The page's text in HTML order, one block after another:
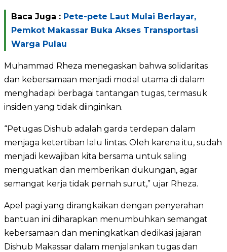
Baca Juga : Pete-pete Laut Mulai Berlayar,
Pemkot Makassar Buka Akses Transportasi
Warga Pulau
Muhammad Rheza menegaskan bahwa solidaritas
dan kebersamaan menjadi modal utama di dalam
menghadapi berbagai tantangan tugas, termasuk
insiden yang tidak diinginkan.
“Petugas Dishub adalah garda terdepan dalam
menjaga ketertiban lalu lintas. Oleh karena itu, sudah
menjadi kewajiban kita bersama untuk saling
menguatkan dan memberikan dukungan, agar
semangat kerja tidak pernah surut,” ujar Rheza.
Apel pagi yang dirangkaikan dengan penyerahan
bantuan ini diharapkan menumbuhkan semangat
kebersamaan dan meningkatkan dedikasi jajaran
Dishub Makassar dalam menjalankan tugas dan